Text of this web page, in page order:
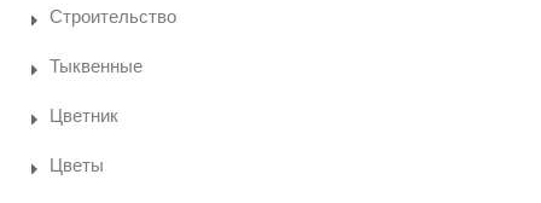
Строительство
Тыквенные
Цветник
Цветы